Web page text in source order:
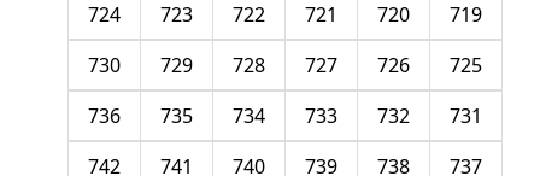
719
720
721
722
723
724
725
726
727
728
729
730
731
732
733
734
735
736
737
738
739
740
741
742